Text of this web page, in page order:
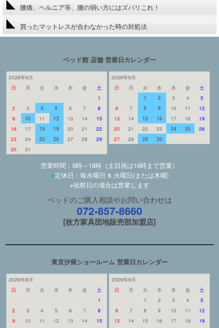
腰痛、ヘルニア等、腰の弱い方にはズバリこれ！
買ったマットレスが合わなかった時の対処法
ベッド館 店舗 営業日カレンダー
2026年8月
日
月 火 水 木 金
土
1
2
3 4 5 6 7
8
9
10 11 12 13 14
15
16
17 18 19 20 21
22
23
24 25 26 27 28
29
30
31
2026年9月
日
月 火 水 木 金
土
1
2 3 4
5
6
7 8 9 10 11
12
13
14 15 16 17 18
19
20
21 22 23 24 25
26
27
28 29 30
営業時間：9時～18時（土日祝は19時まで営業）
■定休日：毎水曜日 & 火曜日(または木曜)
※祝祭日の場合は営業します
ベッドのご購入相談やお問い合わせは
072-857-8660
[枚方家具団地販売部加盟店]
東京汐留ショールーム 営業日カレンダー
2026年8月
日
月 火 水 木 金
土
1
2
3 4 5 6 7
8
9
10 11 12 13 14
15
2026年9月
日
月 火 水 木 金
土
1
2 3 4
5
6
7 8 9 10 11
12
13
14 15 16 17 18
19